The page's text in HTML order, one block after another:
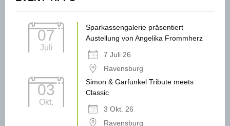
07
Juli
Sparkassengalerie präsentiert
Austellung von Angelika Frommherz
7 Juli 26
Ravensburg
03
Okt.
Simon & Garfunkel Tribute meets
Classic
3 Okt. 26
Ravensburg